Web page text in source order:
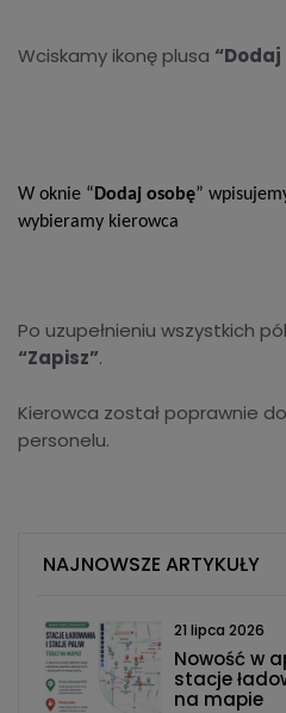
Wciskamy ikonę plusa “Dodaj
W oknie “ Dodaj osobę”
wybieramy kierowca
Po uzupełnieniu wszystkich
“Zapisz”.
Kierowca został poprawnie
personelu.
NAJNOWSZE ARTYKUŁY
21 lipca 2026
Nowość w
stacje
na mapie